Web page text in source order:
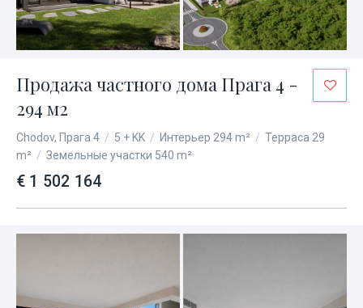
Продажа частного дома Прага 4 -
294 м2
Chodov, Прага 4 / 5 + KK / Интерьер 294 m² / Терраса 29
m² / Земельные участки 540 m²
€ 1 502 164